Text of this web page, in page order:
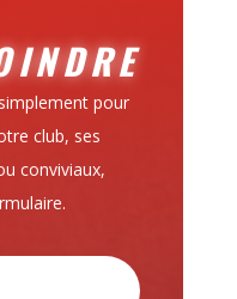
pour
club, ses
conviviaux,